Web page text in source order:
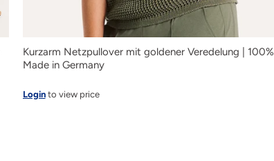
Kurzarm Netzpullover mit goldener Veredelung | 100%
Made in Germany
Loginto view price